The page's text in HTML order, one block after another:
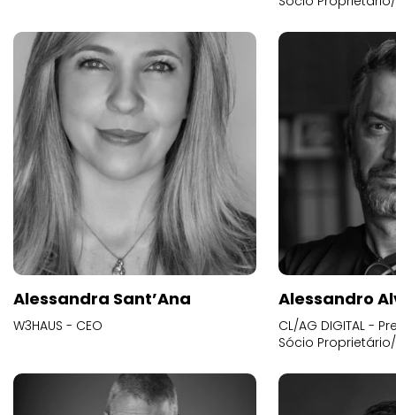
Alessandra Sant’Ana
W3HAUS - CEO
Alessandro
CL/AG DIGITAL -
Sócio